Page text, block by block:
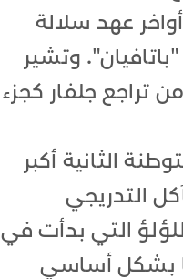
عهد سلالة
وتشير
جلفار كجزء
الثانية أكبر
التدريجي
التي بدأت في
بشكل أساسي